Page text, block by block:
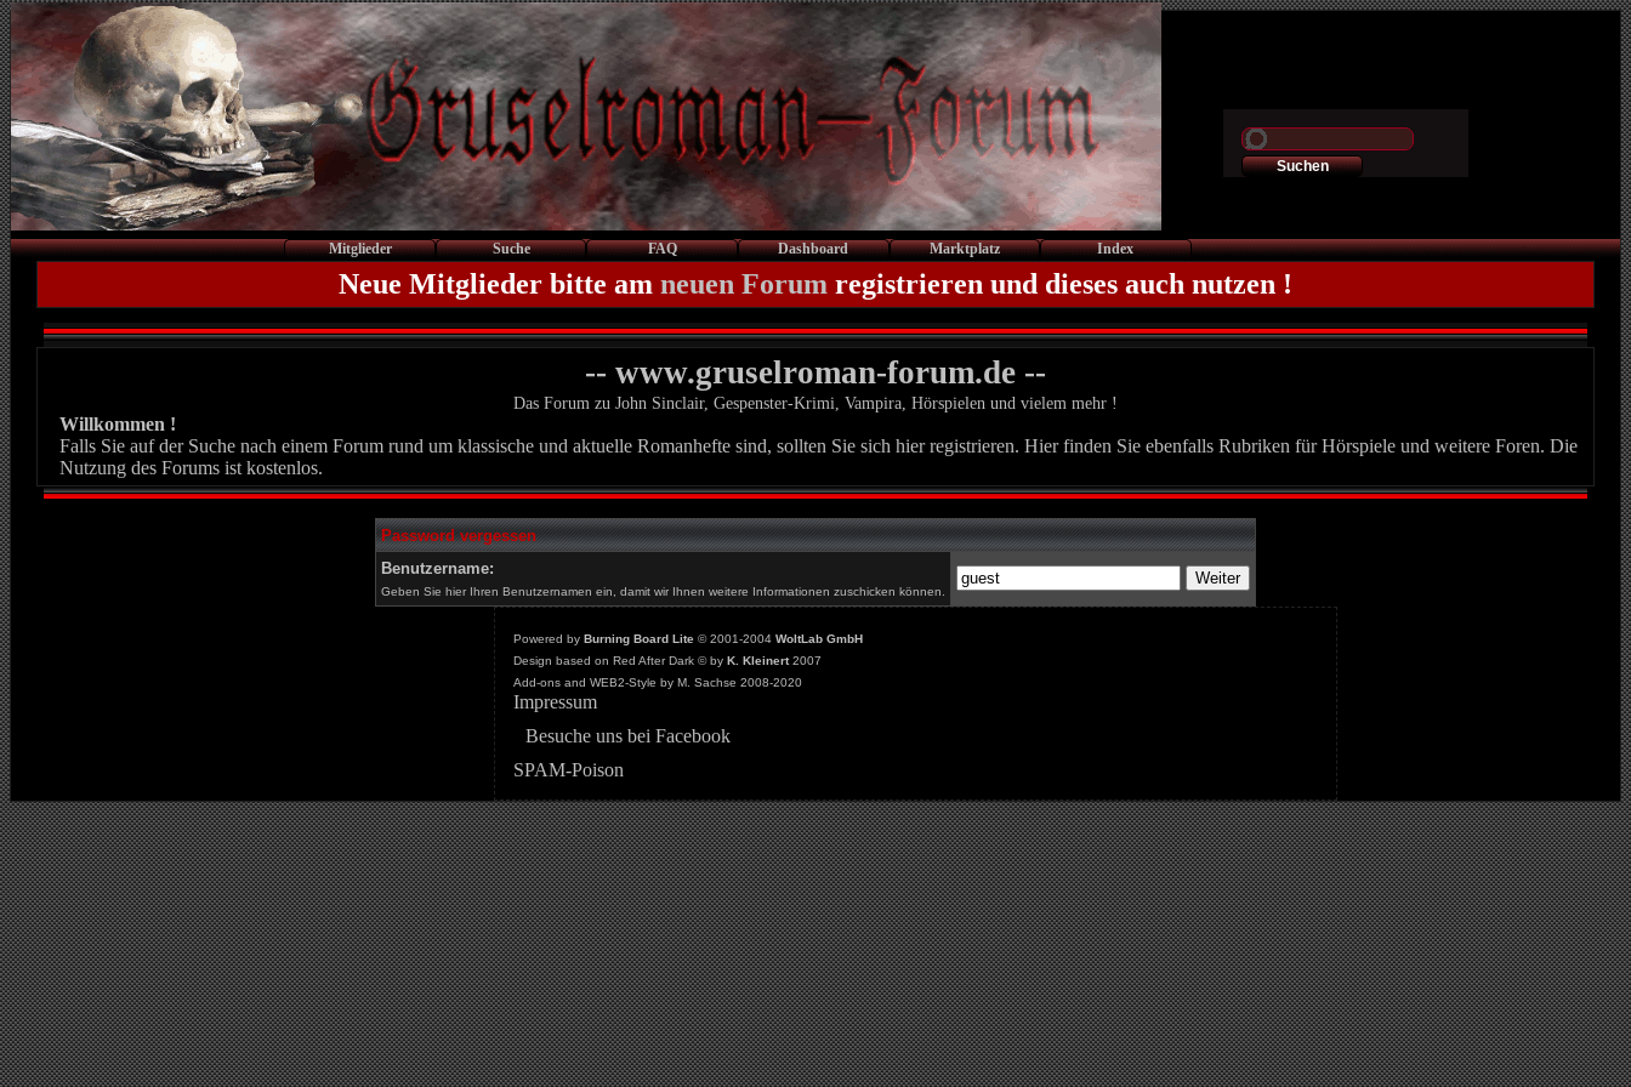
Mitglieder Suche FAQ Dashboard Marktplatz Index
Neue Mitglieder bitte am neuen Forum registrieren und dieses auch nutzen !
-- www.gruselroman-forum.de --
Das Forum zu John Sinclair, Gespenster-Krimi, Vampira, Hörspielen und vielem mehr !
Willkommen !
Falls Sie auf der Suche nach einem Forum rund um klassische und aktuelle Romanhefte sind, sollten Sie sich hier registrieren. Hier finden Sie ebenfalls Rubriken für Hörspiele und weitere Foren. Die
Nutzung des Forums ist kostenlos.
Password vergessen
Benutzername:
Geben Sie hier Ihren Benutzernamen ein, damit wir Ihnen weitere Informationen zuschicken können.
Powered by Burning Board Lite© 2001-2004 WoltLab GmbH
Design based on Red After Dark © by K. Kleinert2007
Add-ons and WEB2-Style by M. Sachse 2008-2020
Impressum
Besuche uns bei Facebook
SPAM-Poison